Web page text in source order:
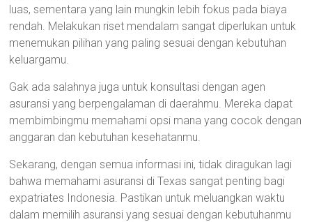
luas, sementara yang lain mungkin lebih fokus pada biaya
rendah. Melakukan riset mendalam sangat diperlukan untuk
menemukan pilihan yang paling sesuai dengan kebutuhan
keluargamu.
Gak ada salahnya juga untuk konsultasi dengan agen
asuransi yang berpengalaman di daerahmu. Mereka dapat
membimbingmu memahami opsi mana yang cocok dengan
anggaran dan kebutuhan kesehatanmu.
Sekarang, dengan semua informasi ini, tidak diragukan lagi
bahwa memahami asuransi di Texas sangat penting bagi
expatriates Indonesia. Pastikan untuk meluangkan waktu
dalam memilih asuransi yang sesuai dengan kebutuhanmu